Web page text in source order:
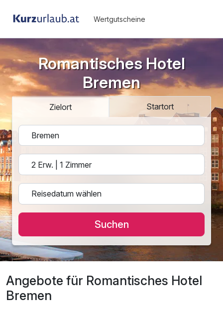
Wertgutscheine
Romantisches Hotel
Bremen
Zielort Startort
Suchen
Angebote für Romantisches Hotel
Bremen